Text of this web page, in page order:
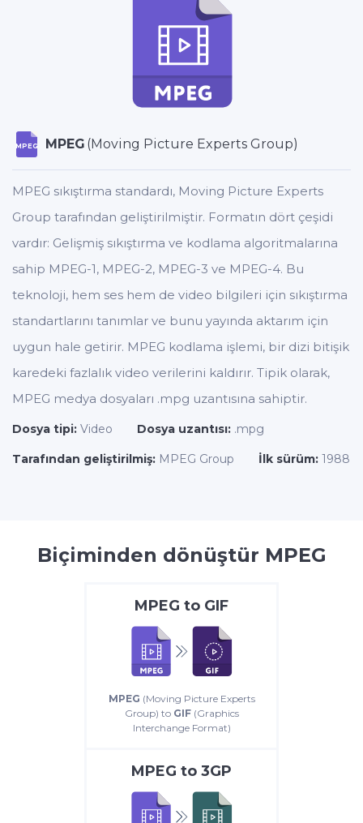
MPEG MPEG (Moving Picture Experts Group)
MPEG sıkıştırma standardı, Moving Picture Experts
Group tarafından geliştirilmiştir. Formatın dört çeşidi
vardır: Gelişmiş sıkıştırma ve kodlama algoritmalarına
sahip MPEG-1, MPEG-2, MPEG-3 ve MPEG-4. Bu
teknoloji, hem ses hem de video bilgileri için sıkıştırma
standartlarını tanımlar ve bunu yayında aktarım için
uygun hale getirir. MPEG kodlama işlemi, bir dizi bitişik
karedeki fazlalık video verilerini kaldırır. Tipik olarak,
MPEG medya dosyaları .mpg uzantısına sahiptir.
Dosya tipi: Video Dosya uzantısı: .mpg
Tarafından geliştirilmiş: MPEG Group İlk sürüm: 1988
Biçiminden dönüştür MPEG
MPEG to GIF
MPEG (Moving Picture Experts
Group) to GIF(Graphics
Interchange Format)
MPEG to 3GP